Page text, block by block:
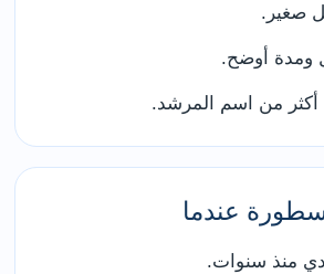
صغير.
ومدة أوضح.
أكثر من اسم المرشد.
عندما
منذ سنوات.